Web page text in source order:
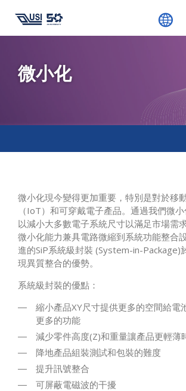
微小化
微小化現今變得更加重要，特別是對於移
（IoT）和可穿戴電子產品。通過我們微
以減小大多數電子系統尺寸以滿足市場需
微小化能力兼具電路微縮到系統功能整合
進的SiP系統級封裝 (System-in-Package)
現異質整合的優勢。
系統級封裝的優點：
縮小產品XY尺寸提供更多的空間給電
更多的功能
減少零件高度(Z)和重量讓產品更輕薄
降地產品組裝測試和包裝的難度
提升訊號整合
可屏蔽電磁波的干擾